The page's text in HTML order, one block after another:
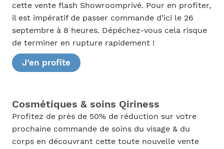
cette vente flash Showroomprivé. Pour en profiter,
il est impératif de passer commande d’ici le 26
septembre à 8 heures. Dépéchez-vous cela risque
de terminer en rupture rapidement !
J’en profite
Cosmétiques & soins Qiriness
Profitez de près de 50% de réduction sur votre
prochaine commande de soins du visage & du
corps en découvrant cette toute nouvelle vente